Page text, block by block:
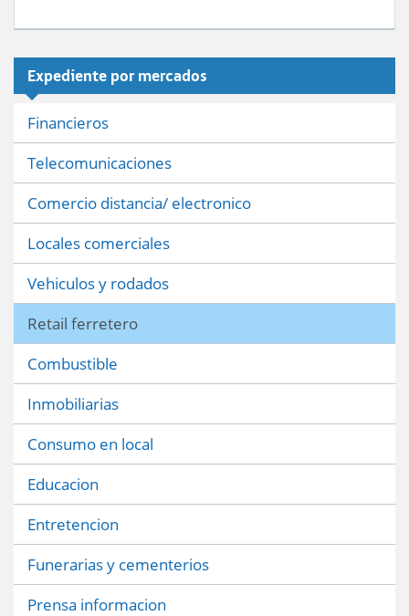
Expediente por mercados
Financieros
Telecomunicaciones
Comercio distancia/ electronico
Locales comerciales
Vehiculos y rodados
Retail ferretero
Combustible
Inmobiliarias
Consumo en local
Educacion
Entretencion
Funerarias y cementerios
Prensa informacion